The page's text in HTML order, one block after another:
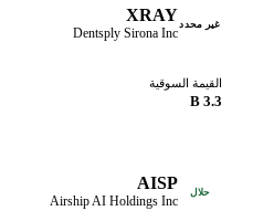
غير محدد XRAY
Dentsply Sirona Inc
القيمة السوقية
3.3 B
حلال AISP
Airship AI Holdings Inc